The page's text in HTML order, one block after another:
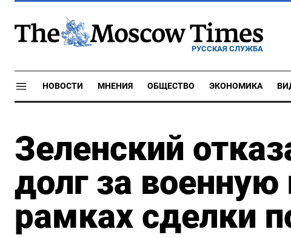
РУССКАЯ СЛУЖБА
НОВОСТИ МНЕНИЯ ОБЩЕСТВО ЭКОНОМИКА
Зеленский
долг за
рамках сделки